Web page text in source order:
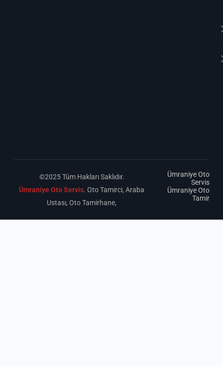
©2025 Tüm Hakları Saklıdır.
Ümraniye Oto Servis. Oto Tamirci, Araba
Ustası, Oto Tamirhane,
Ümraniye Oto
Servis
Ümraniye Oto
Tamir